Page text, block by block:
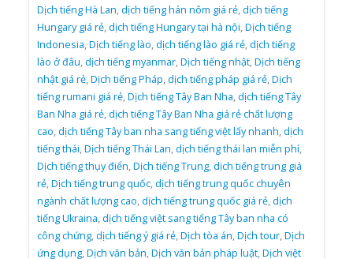
Dịch tiếng Hà Lan,dịch tiếng hán nôm giá rẻ,dịch tiếng
Hungary giá rẻ,dịch tiếng Hungary tại hà nội,Dịch tiếng
Indonesia,Dịch tiếng lào,dịch tiếng lào giá rẻ,dịch tiếng
lào ở đâu,dịch tiếng myanmar,Dịch tiếng nhật,Dịch tiếng
nhật giá rẻ,Dịch tiếng Pháp,dịch tiếng pháp giá rẻ,Dịch
tiếng rumani giá rẻ,Dịch tiếng Tây Ban Nha,dịch tiếng Tây
Ban Nha giá rẻ,dịch tiếng Tây Ban Nha giá rẻ chất lượng
cao,dịch tiếng Tây ban nha sang tiếng việt lấy nhanh,dịch
tiếng thái,Dịch tiếng Thái Lan,dịch tiếng thái lan miễn phí,
Dịch tiếng thụy điển,Dịch tiếng Trung,dịch tiếng trung giá
rẻ,Dịch tiếng trung quốc,dịch tiếng trung quốc chuyên
ngành chất lượng cao,dịch tiếng trung quốc giá rẻ,dịch
tiếng Ukraina,dịch tiếng việt sang tiếng Tây ban nha có
công chứng,dịch tiếng ý giá rẻ,Dịch tòa án,Dịch tour,Dịch
ứng dụng,Dịch văn bản,Dịch văn bản pháp luật,Dịch việt